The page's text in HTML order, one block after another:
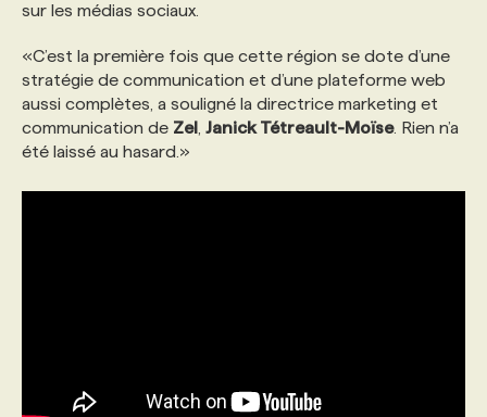
sur les médias sociaux.
«C’est la première fois que cette région se dote d’une
stratégie de communication et d’une plateforme web
aussi complètes, a souligné la directrice marketing et
communication de Zel Janick Tétreault-Moïse. Rien n’a
été laissé au hasard.»